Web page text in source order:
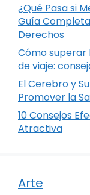
¿Qué Pasa si
Guía
Derechos
Cómo superar
de viaje:
El Cerebro y
Promover la
10 Consejos
Atractiva
Arte